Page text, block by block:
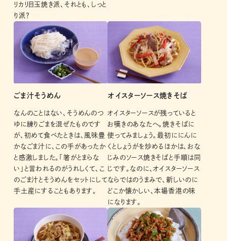
リカリ目玉焼き派、それとも、しっと
り派？
ごま汁そうめん
なんのことはない、そうめんのつ
ゆに練りごまを混ぜたものです
が、初めて食べたときは、風味豊
かなごま汁に、この手があったか
と感激しました。「箸がとまらな
い」と言われるのがうれしくて、こ
のごま汁とそうめんをセットにして
手土産にすることもあります。
オイスターソース焼きそば
オイスターソースが残っていると
お嘆きのあなたへ。焼きそばに
使ってみましょう。最初ににんに
くとしょうがを炒めるほかは、おな
じみのソース焼きそばと手順は同
じです。なのに、オイスターソース
ならではのうまみで、新しいのに
どこか懐かしい、本場香港の味
になります。